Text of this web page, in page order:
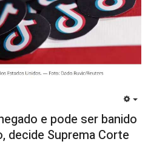
e pode ser banido
decide Suprema Corte